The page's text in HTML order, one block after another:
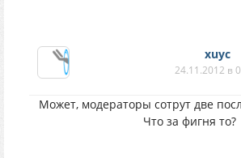
xuyc
24.11.2012 в
Может, модераторы сотрут две
Что за фигня то?